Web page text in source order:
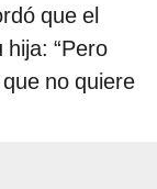
que el
“Pero
no quiere